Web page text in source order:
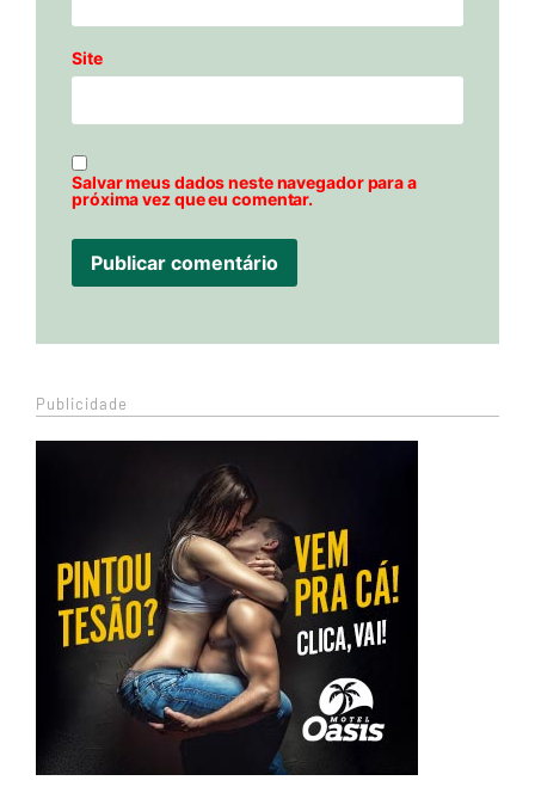
Site
Salvar meus dados neste navegador para a
próxima vez que eu comentar.
Publicidade